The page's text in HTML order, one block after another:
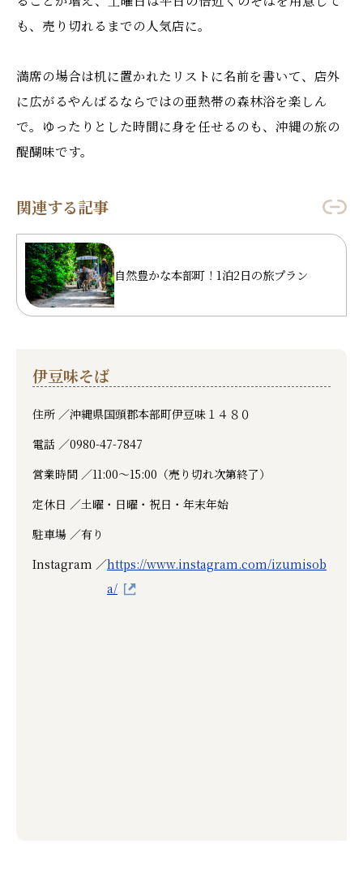
も、売り切れるまでの人気店に。
満席の場合は机に置かれたリストに名前を書いて、店外
に広がるやんばるならではの亜熱帯の森林浴を楽しん
で。ゆったりとした時間に身を任せるのも、沖縄の旅の
醍醐味です。
関連する記事
自然豊かな本部町！1泊2日の旅プラン
伊豆味そば
住所 ／沖縄県国頭郡本部町伊豆味１４８０
電話 ／0980-47-7847
営業時間 ／11:00〜15:00（売り切れ次第終了）
定休日 ／土曜・日曜・祝日・年末年始
駐車場 ／有り
Instagram ／https://www.instagram.com/izumisob
a/